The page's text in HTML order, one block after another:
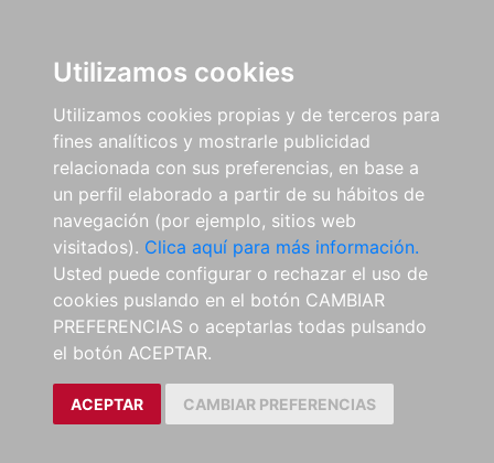
Utilizamos cookies
Utilizamos cookies propias y de terceros para
fines analíticos y mostrarle publicidad
relacionada con sus preferencias, en base a
un perfil elaborado a partir de su hábitos de
navegación (por ejemplo, sitios web
visitados). Clica aquí para más información.
Usted puede configurar o rechazar el uso de
cookies puslando en el botón CAMBIAR
PREFERENCIAS o aceptarlas todas pulsando
el botón ACEPTAR.
ACEPTAR CAMBIAR PREFERENCIAS